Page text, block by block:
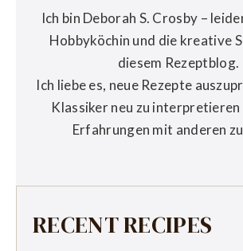
Ich bin Deborah S. Crosby –
Hobbyköchin und die kreative
diesem Rezeptblog.
Ich liebe es, neue Rezepte
Klassiker neu zu interpretieren
Erfahrungen mit anderen
RECENT RECIPES